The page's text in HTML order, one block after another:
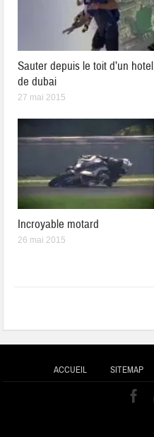
Sauter depuis le toit d’un hotel
de dubai
27 mai 2015
Incroyable motard
26 mai 2015
ACCUEIL SITEMAP